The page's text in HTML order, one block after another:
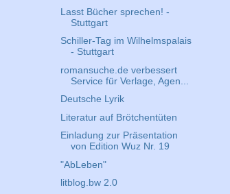
Lasst Bücher sprechen! -
Stuttgart
Schiller-Tag im Wilhelmspalais
- Stuttgart
romansuche.de verbessert
Service für Verlage, Agen...
Deutsche Lyrik
Literatur auf Brötchentüten
Einladung zur Präsentation
von Edition Wuz Nr. 19
"AbLeben"
litblog.bw 2.0